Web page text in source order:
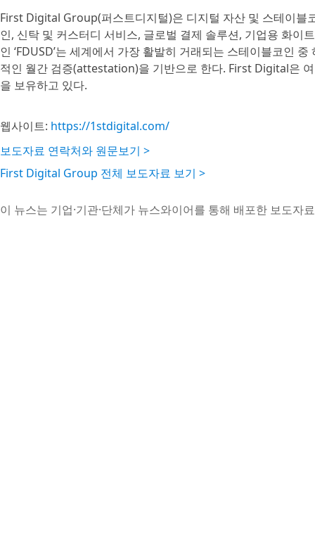
First Digital Group(퍼스트디지털)은 디지털 자산 및 스테이블
인, 신탁 및 커스터디 서비스, 글로벌 결제 솔루션, 기업용 화이
인 ‘FDUSD’는 세계에서 가장 활발히 거래되는 스테이블코인
적인 월간 검증(attestation)을 기반으로 한다. First Digital은
을 보유하고 있다.
웹사이트: https://1stdigital.com/
보도자료 연락처와 원문보기 >
First Digital Group 전체 보도자료 보기 >
이 뉴스는 기업·기관·단체가 뉴스와이어를 통해 배포한 보도자